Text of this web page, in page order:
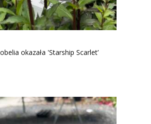
okazała 'Starship Scarlet’